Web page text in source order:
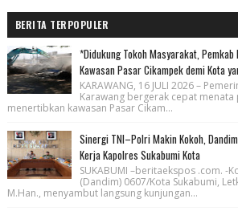
BERITA TERPOPULER
*Didukung Tokoh Masyarakat,
Kawasan Pasar Cikampek demi Kota
KARAWANG, 16 JULI 2026 –
Karawang bergerak cepat
menertibkan kawasan Pasar Cikam...
Sinergi TNI–Polri Makin Kokoh,
Kerja Kapolres Sukabumi Kota
SUKABUMI –beritaekspos .com. -
(Dandim) 0607/Kota Sukabumi,
M.Han., menyambut langsung kunjungan...